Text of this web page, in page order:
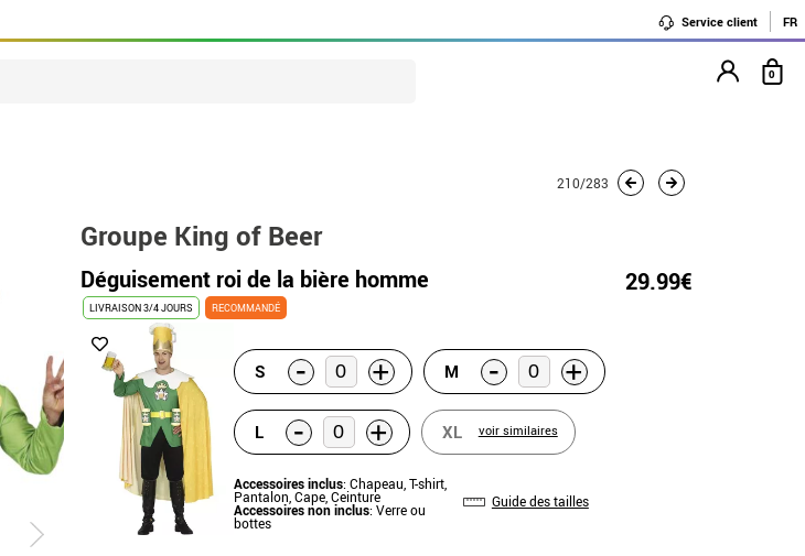
Service client FR
0
210/283
Groupe King of Beer
Déguisement roi de la bière homme 29.99€
LIVRAISON 3/4 JOURS RECOMMANDÉ
S - + M - +
L - + XL voir similaires
Accessoires inclus: Chapeau, T-shirt,
Pantalon, Cape, Ceinture
Accessoires non inclus: Verre ou
bottes
Guide des tailles